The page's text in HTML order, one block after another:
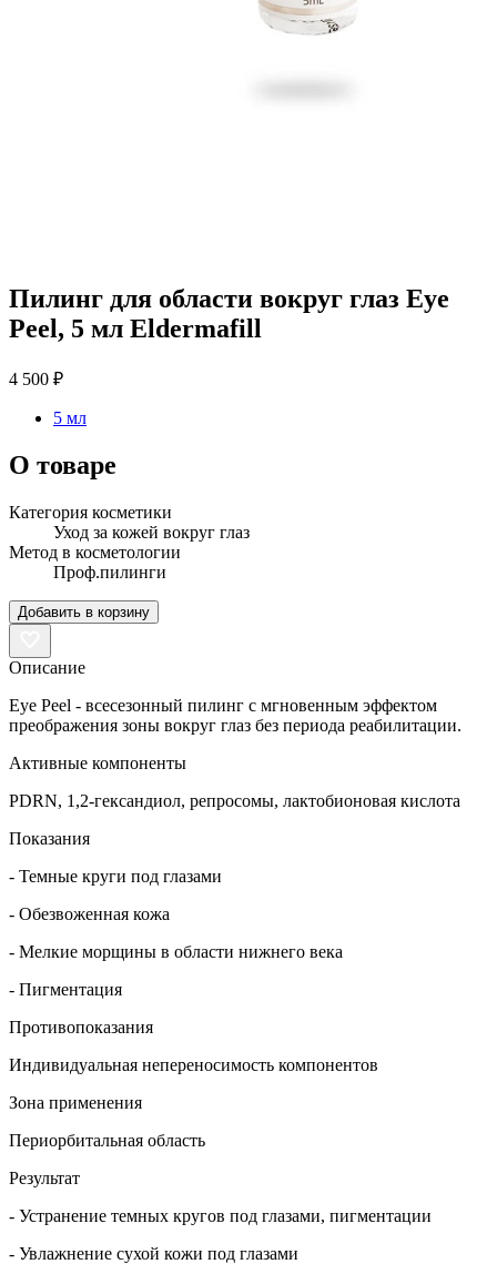
Пилинг для области вокруг глаз Eye
Peel, 5 мл Eldermafill
4 500 ₽
5 мл
О товаре
Категория косметики
Уход за кожей вокруг глаз
Метод в косметологии
Проф.пилинги
Добавить в корзину
Описание
Eye Peel - всесезонный пилинг с мгновенным эффектом
преображения зоны вокруг глаз без периода реабилитации.
Активные компоненты
PDRN, 1,2-гександиол, репросомы, лактобионовая кислота
Показания
- Темные круги под глазами
- Обезвоженная кожа
- Мелкие морщины в области нижнего века
- Пигментация
Противопоказания
Индивидуальная непереносимость компонентов
Зона применения
Периорбитальная область
Результат
- Устранение темных кругов под глазами, пигментации
- Увлажнение сухой кожи под глазами